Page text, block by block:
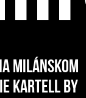
milánskom
Kartell by